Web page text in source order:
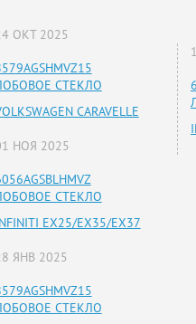
ОКТ 2025
СТЕКЛО
CARAVELLE
НОЯ 2025
СТЕКЛО
EX25/EX35/EX37
ЯНВ 2025
СТЕКЛО